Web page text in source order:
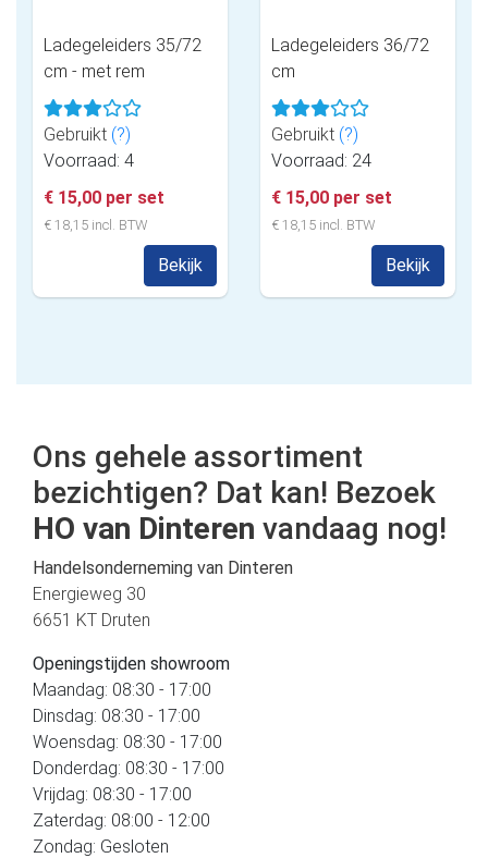
Ladegeleiders 35/72
cm - met rem
Gebruikt (?)
Voorraad: 4
€ 15,00 per set
€ 18,15 incl. BTW
Bekijk
Ladegeleiders 36/72
cm
Gebruikt (?)
Voorraad: 24
€ 15,00 per set
€ 18,15 incl. BTW
Bekijk
Ons gehele assortiment
bezichtigen? Dat kan! Bezoek
HO van Dinteren vandaag nog!
Handelsonderneming van Dinteren
Energieweg 30
6651 KT Druten
Openingstijden showroom
Maandag: 08:30 - 17:00
Dinsdag: 08:30 - 17:00
Woensdag: 08:30 - 17:00
Donderdag: 08:30 - 17:00
Vrijdag: 08:30 - 17:00
Zaterdag: 08:00 - 12:00
Zondag: Gesloten